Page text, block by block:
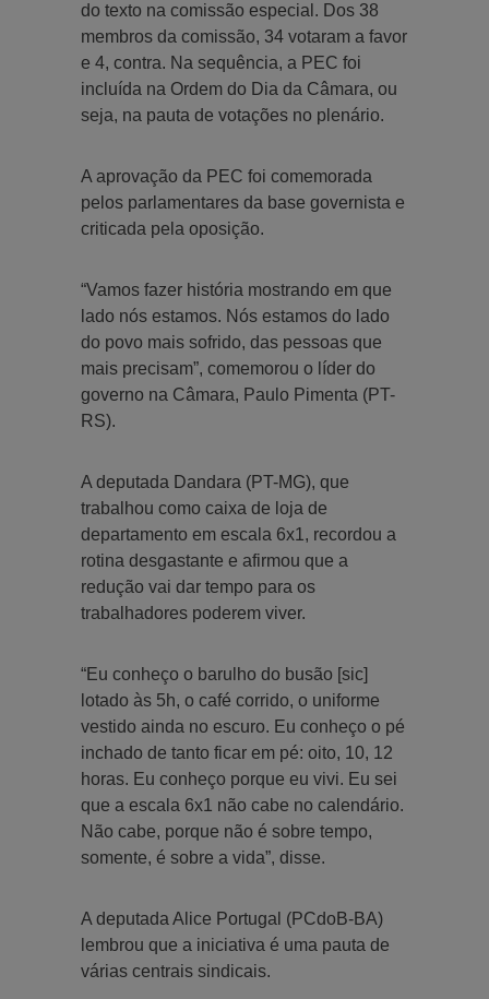
do texto na comissão especial. Dos 38
membros da comissão, 34 votaram a favor
e 4, contra. Na sequência, a PEC foi
incluída na Ordem do Dia da Câmara, ou
seja, na pauta de votações no plenário.
A aprovação da PEC foi comemorada
pelos parlamentares da base governista e
criticada pela oposição.
“Vamos fazer história mostrando em que
lado nós estamos. Nós estamos do lado
do povo mais sofrido, das pessoas que
mais precisam”, comemorou o líder do
governo na Câmara, Paulo Pimenta (PT-
RS).
A deputada Dandara (PT-MG), que
trabalhou como caixa de loja de
departamento em escala 6x1, recordou a
rotina desgastante e afirmou que a
redução vai dar tempo para os
trabalhadores poderem viver.
“Eu conheço o barulho do busão [sic]
lotado às 5h, o café corrido, o uniforme
vestido ainda no escuro. Eu conheço o pé
inchado de tanto ficar em pé: oito, 10, 12
horas. Eu conheço porque eu vivi. Eu sei
que a escala 6x1 não cabe no calendário.
Não cabe, porque não é sobre tempo,
somente, é sobre a vida”, disse.
A deputada Alice Portugal (PCdoB-BA)
lembrou que a iniciativa é uma pauta de
várias centrais sindicais.